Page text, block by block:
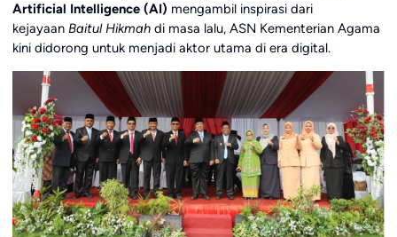
Artificial Intelligence (AI) mengambil inspirasi dari
kejayaan Baitul Hikmahdi masa lalu, ASN Kementerian Agama
kini didorong untuk menjadi aktor utama di era digital.